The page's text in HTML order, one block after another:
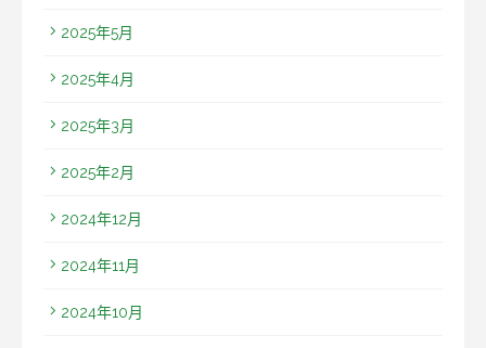
2025年5月
2025年4月
2025年3月
2025年2月
2024年12月
2024年11月
2024年10月